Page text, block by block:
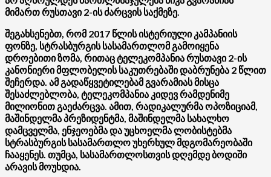
მიმართ რუსთავი 2-ის ძარცვის საქმეზე.
შეგახსენებთ, რომ 2017 წლის ისტერიული კამპანიის
ფონზე, სტრასბურგის სასამართლომ გამოიყენა
დროებითი ზომა, რითაც ტელეკომპანია რუსთავი 2-ის
კანონიერი მფლობელის საკუთრებაში დაბრუნება 2 წლით
შეჩერდა. ამ გადაწყვეტილებამ გვარამიას მისცა
შესაძლებლობა, ტელეკომპანია კიდევ რამდენიმე
მილიონით გაეძარცვა. ამით, რადიკალურმა ოპოზიციამ,
მაშინდელმა პრეზიდენტმა, მაშინდელმა სახალხო
დამცველმა, ენჯეოებმა და უცხოელმა ლობისტებმა
სტრასბურგის სასამართლო უხერხულ მდგომარეობაში
ჩააყენეს. თუმცა, სასამართლოსთვის დღემდე ბოდიში
არავის მოუხდია.